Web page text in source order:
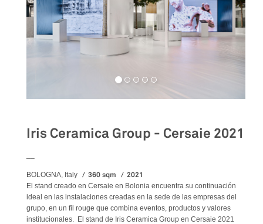
Iris Ceramica Group - Cersaie 2021
BOLOGNA, Italy 360 sqm 2021
El stand creado en Cersaie en Bolonia encuentra su continuación
ideal en las instalaciones creadas en la sede de las empresas del
grupo, en un fil rouge que combina eventos, productos y valores
institucionales. El stand de Iris Ceramica Group en Cersaie 2021